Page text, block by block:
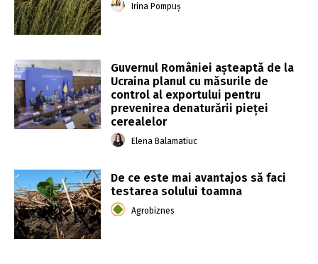
Irina Pompuș
Guvernul României aşteaptă de la
Ucraina planul cu măsurile de
control al exportului pentru
prevenirea denaturării pieţei
cerealelor
Elena Balamatiuc
De ce este mai avantajos să faci
testarea solului toamna
Agrobiznes